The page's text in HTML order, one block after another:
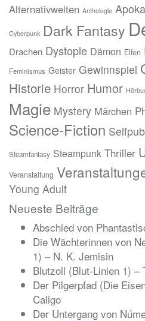
Alternativwelten Anthologie
Cyberpunk Dark Fantasy
Drachen Dystopie Dämon Elfen
Feminismus Geister Gewinnspiel
Historie Horror Humor
Magie Mystery Märchen
Science-Fiction
Steamfantasy Steampunk Thriller
Veranstaltung
Young Adult
Neueste Beiträge
Abschied von
Die Wächterinnen von
1) – N. K. Jemisin
Blutzoll (Blut-Linien 1) –
Der Pilgerpfad (Die
Caligo
Der Untergang von